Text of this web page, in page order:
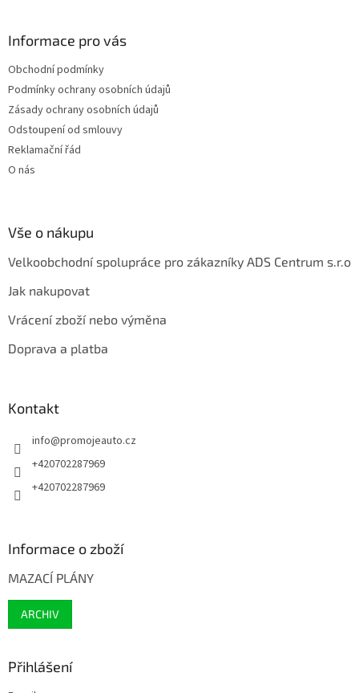
Informace pro vás
Obchodní podmínky
Podmínky ochrany osobních údajů
Zásady ochrany osobních údajů
Odstoupení od smlouvy
Reklamační řád
O nás
Vše o nákupu
Velkoobchodní spolupráce pro zákazníky ADS Centrum s.r.o
Jak nakupovat
Vrácení zboží nebo výměna
Doprava a platba
Kontakt
info@promojeauto.cz
+420702287969
+420702287969
Informace o zboží
MAZACÍ PLÁNY
ARCHIV
Přihlášení